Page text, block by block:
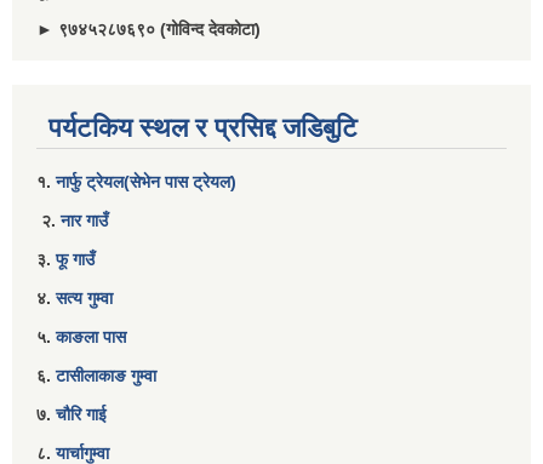
► ९७४५२८७६९० (गोविन्द देवकोटा)
पर्यटकिय स्थल र प्रसिद्द जडिबुटि
१.नार्फु ट्रेयल(सेभेन पास ट्रेयल)
२.नार गाउँ
३.फू गाउँ
४.सत्य गुम्वा
५.काङला पास
६.टासीलाकाङ गुम्वा
७.चौरि गाई
८.यार्चागुम्वा